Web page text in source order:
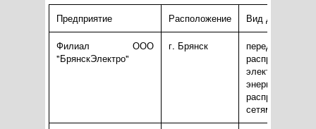
Предприятие Расположение Вид
Филиал ООО
"БрянскЭлектро"
г. Брянск
распределение
электрической
энергии
сетям